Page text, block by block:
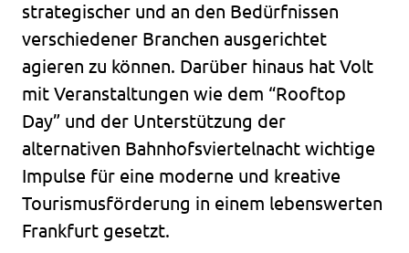
strategischer und an den Bedürfnissen
verschiedener Branchen ausgerichtet
agieren zu können. Darüber hinaus hat Volt
mit Veranstaltungen wie dem “Rooftop
Day” und der Unterstützung der
alternativen Bahnhofsviertelnacht wichtige
Impulse für eine moderne und kreative
Tourismusförderung in einem lebenswerten
Frankfurt gesetzt.